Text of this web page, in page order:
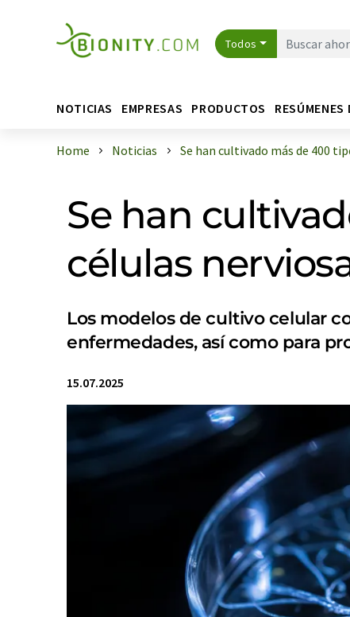
Todos
NOTICIAS EMPRESAS PRODUCTOS RESÚMENES
Home Noticias Se han cultivado más de 400
Se han
células
Los modelos de cultivo celular
enfermedades, así como para
15.07.2025